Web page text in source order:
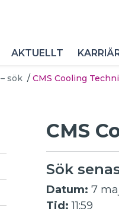
AKTUELLT
sök / CMS Cooling
CMS
Sök
Datum: 7
Tid: 11:59